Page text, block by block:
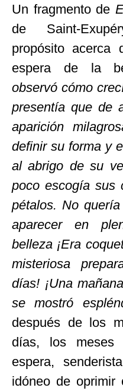
Un fragmento de
de Saint-
propósito
espera de la
observó cómo
presentía que de
aparición
definir su forma y
al abrigo de su
poco escogía sus
pétalos. No
aparecer en
belleza ¡Era
misteriosa
días! ¡Una
se mostró
después de los
días, los meses
espera,
idóneo de oprimir